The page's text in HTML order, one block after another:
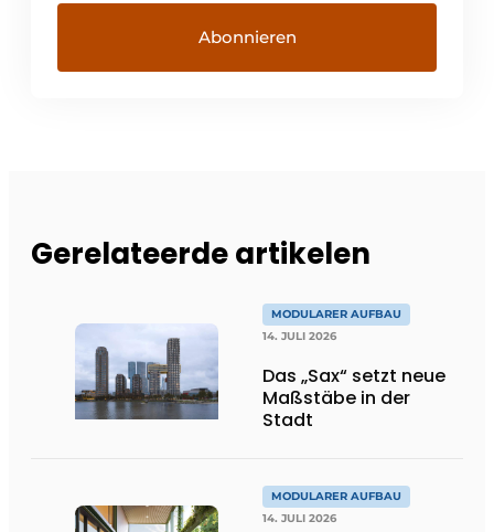
Gerelateerde artikelen
MODULARER AUFBAU
14. JULI 2026
Das „Sax“ setzt neue
Maßstäbe in der
Stadt
MODULARER AUFBAU
14. JULI 2026